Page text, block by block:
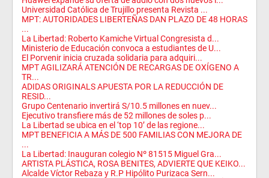
Universidad Católica de Trujillo presenta Revista ...
MPT: AUTORIDADES LIBERTEÑAS DAN PLAZO DE 48 HORAS
...
La Libertad: Roberto Kamiche Virtual Congresista d...
Ministerio de Educación convoca a estudiantes de U...
El Porvenir inicia cruzada solidaria para adquiri...
MPT AGILIZARÁ ATENCIÓN DE RECARGAS DE OXÍGENO A
TR...
ADIDAS ORIGINALS APUESTA POR LA REDUCCIÓN DE
RESID...
Grupo Centenario invertirá S/10.5 millones en nuev...
Ejecutivo transfiere más de 52 millones de soles p...
La Libertad se ubica en el ‘top 10’ de las regione...
MPT BENEFICIA A MÁS DE 500 FAMILIAS CON MEJORA DE
...
La Libertad: Inauguran colegio Nº 81515 Miguel Gra...
ARTISTA PLÁSTICA, ROSA BENITES, ADVIERTE QUE KEIKO...
Alcalde Víctor Rebaza y R.P Hipólito Purizaca Sern...